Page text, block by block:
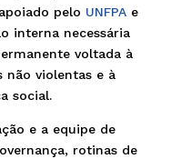
pelo UNFPAe
interna necessária
voltada à
não violentas e à
social.
e a equipe de
rotinas de